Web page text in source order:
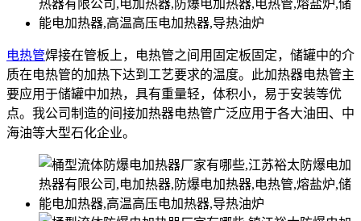
电热管焊接在管板上，电热管之间用固定板固定，储罐中的介
质在电热管的加热下达到工艺要求的温度。此加热器电热管主
要应用于储罐中加热，具有重量轻，体积小，易于安装等优
点。我公司制造的间接加热器电热管广泛应用于各大油田、中
海油等大型石化企业。